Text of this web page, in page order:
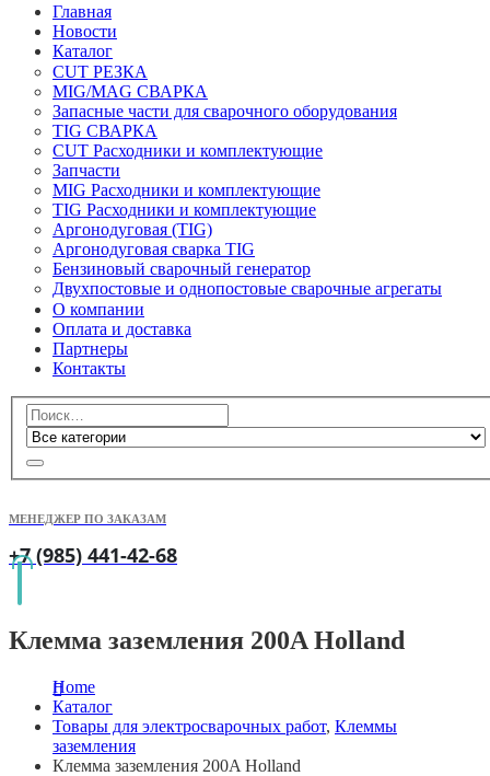
Главная
Новости
Каталог
CUT РЕЗКА
MIG/MAG СВАРКА
Запасные части для сварочного оборудования
TIG СВАРКА
CUT Расходники и комплектующие
Запчасти
MIG Расходники и комплектующие
TIG Расходники и комплектующие
Аргонодуговая (TIG)
Аргонодуговая сварка TIG
Бензиновый сварочный генератор
Двухпостовые и однопостовые сварочные агрегаты
О компании
Оплата и доставка
Партнеры
Контакты
МЕНЕДЖЕР ПО ЗАКАЗАМ
+7 (985) 441-42-68
Клемма заземления 200A Holland
Home
Каталог
Товары для электросварочных работ, Клеммы
заземления
Клемма заземления 200A Holland